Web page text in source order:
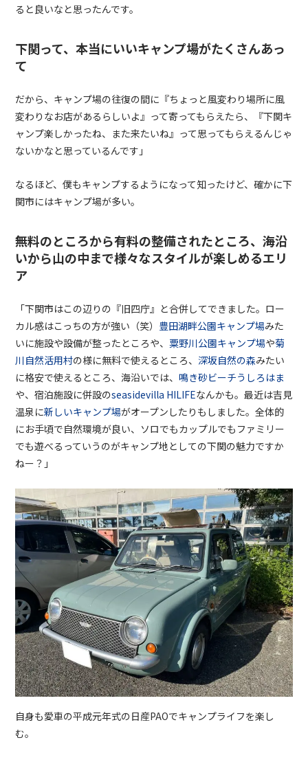
ると良いなと思ったんです。
下関って、本当にいいキャンプ場がたくさんあっ
て
だから、キャンプ場の往復の間に『ちょっと風変わり場所に風
変わりなお店があるらしいよ』って寄ってもらえたら、『下関キ
ャンプ楽しかったね、また来たいね』って思ってもらえるんじゃ
ないかなと思っているんです」
なるほど、僕もキャンプするようになって知ったけど、確かに下
関市にはキャンプ場が多い。
無料のところから有料の整備されたところ、海沿
いから山の中まで様々なスタイルが楽しめるエリ
ア
「下関市はこの辺りの『旧四庁』と合併してできました。ロー
カル感はこっちの方が強い（笑） 豊田湖畔公園キャンプ場みた
いに施設や設備が整ったところや、粟野川公園キャンプ場や菊
川自然活用村の様に無料で使えるところ、深坂自然の森みたい
に格安で使えるところ、海沿いでは、鳴き砂ビーチうしろはま
や、宿泊施設に併設のseasidevilla HILIFEなんかも。最近は吉見
温泉に新しいキャンプ場がオープンしたりもしました。全体的
にお手頃で自然環境が良い、ソロでもカップルでもファミリー
でも遊べるっていうのがキャンプ地としての下関の魅力ですか
ねー？」
自身も愛車の平成元年式の日産PAOでキャンプライフを楽し
む。